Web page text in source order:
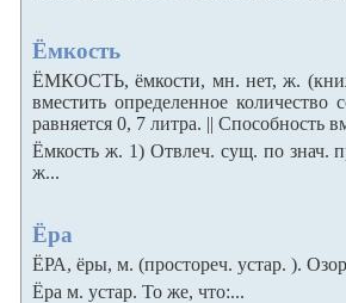
Ёмкость
ЁМКОСТЬ, ёмкости, мн. нет, ж.
вместить определенное
равняется 0, 7 литра. || Способность
Ёмкость ж. 1) Отвлеч. сущ. по знач.
ж...
Ёра
ЁРА, ёры, м. (простореч. устар. ).
Ёра м. устар. То же, что:...